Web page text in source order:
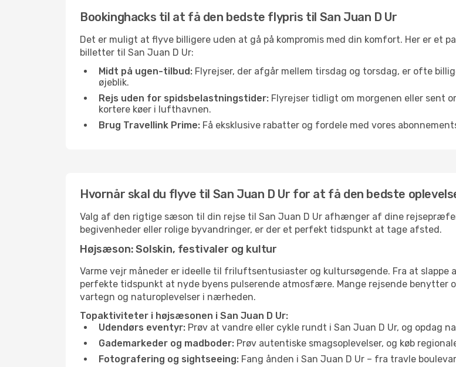
Bookinghacks til at få den bedste flypris til San Juan D Ur
Det er muligt at flyve billigere uden at gå på kompromis med din komfort. Her er et
billetter til San Juan D Ur:
Midt på ugen-tilbud: Flyrejser, der afgår mellem tirsdag og torsdag, er ofte
øjeblik.
Rejs uden for spidsbelastningstider: Flyrejser tidligt om morgenen eller sent
kortere køer i lufthavnen.
Brug Travellink Prime: Få eksklusive rabatter og fordele med vores
Hvornår skal du flyve til San Juan D Ur for at få den bedste
Valg af den rigtige sæson til din rejse til San Juan D Ur afhænger af dine
begivenheder eller rolige byvandringer, er der et perfekt tidspunkt at tage afsted.
Højsæson: Solskin, festivaler og kultur
Varme vejr måneder er ideelle til friluftsentusiaster og kultursøgende. Fra at
perfekte tidspunkt at nyde byens pulserende atmosfære. Mange rejsende benytter
vartegn og naturoplevelser i nærheden.
Topaktiviteter i højsæsonen i San Juan D Ur:
Udendørs eventyr: Prøv at vandre eller cykle rundt i San Juan D Ur, og opdag
Gademarkeder og madboder: Prøv autentiske smagsoplevelser, og køb
Fotografering og sightseeing: Fang ånden i San Juan D Ur – fra travle